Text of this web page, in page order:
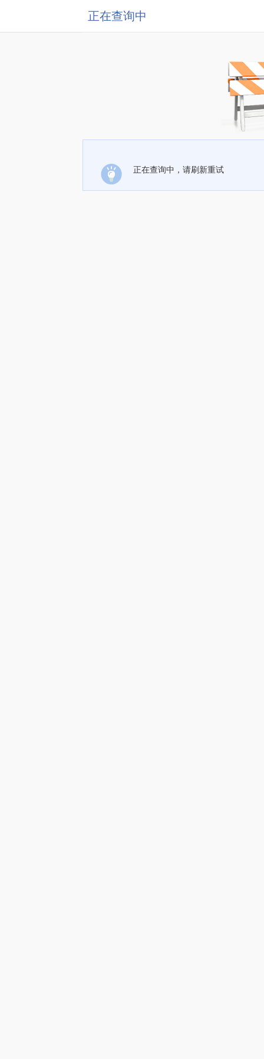
正在查询中
正在查询中，请刷新重试